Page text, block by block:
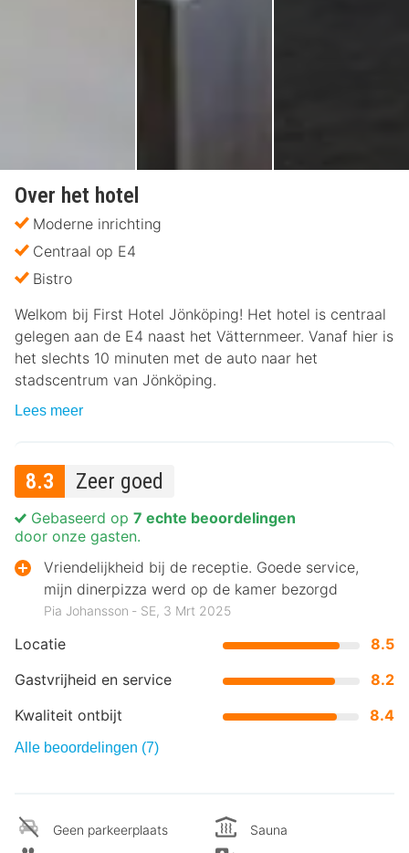
Over het hotel
Moderne inrichting
Centraal op E4
Bistro
Welkom bij First Hotel Jönköping! Het hotel is centraal
gelegen aan de E4 naast het Vätternmeer. Vanaf hier is
het slechts 10 minuten met de auto naar het
stadscentrum van Jönköping.
Lees meer
8.3 Zeer goed
Locatie
8.5
Gastvrijheid en service
8.2
Kwaliteit ontbijt
8.4
Gebaseerd op 7 echte beoordelingen
door onze gasten.
Vriendelijkheid bij de receptie. Goede service,
mijn dinerpizza werd op de kamer bezorgd
Pia Johansson ‐ SE, 3 Mrt 2025
Alle beoordelingen (7)
Geen parkeerplaats
Sauna